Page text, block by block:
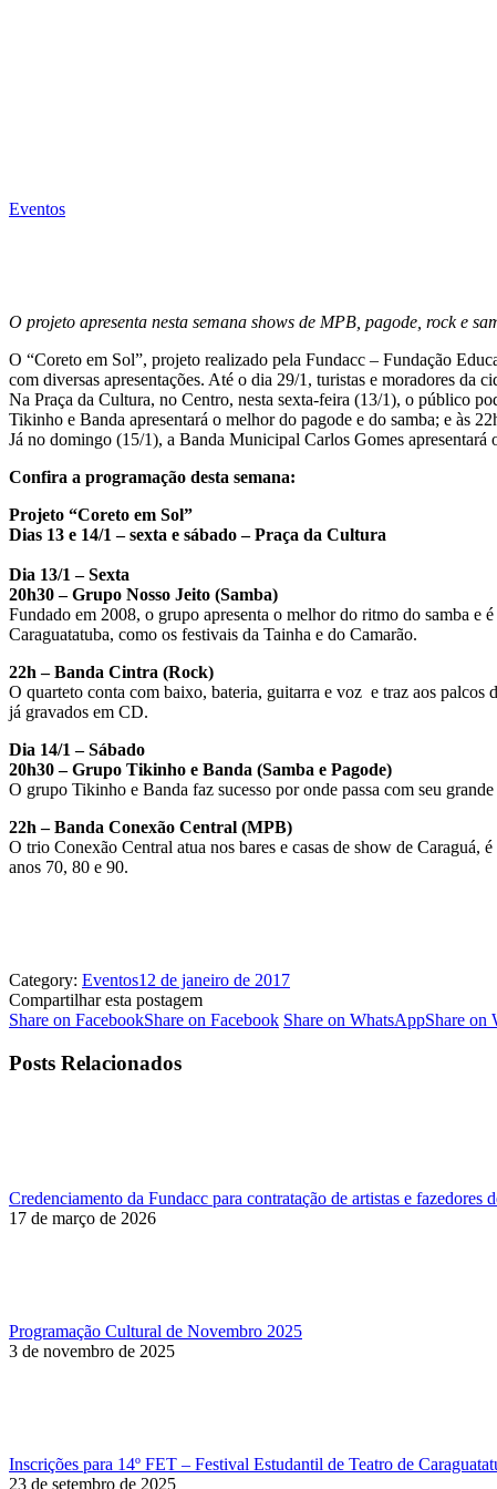
Eventos
O projeto apresenta nesta semana shows de MPB, pagode, rock e
O “Coreto em Sol”, projeto realizado pela Fundacc – Fundação
com diversas apresentações. Até o dia 29/1, turistas e moradores da
Na Praça da Cultura, no Centro, nesta sexta-feira (13/1), o público
Tikinho e Banda apresentará o melhor do pagode e do samba; e às
Já no domingo (15/1), a Banda Municipal Carlos Gomes
Confira a programação desta semana:
Projeto “Coreto em Sol”
Dias 13 e 14/1 – sexta e sábado – Praça da Cultura
Dia 13/1 – Sexta
20h30 – Grupo Nosso Jeito (Samba)
Fundado em 2008, o grupo apresenta o melhor do ritmo do samba e
Caraguatatuba, como os festivais da Tainha e do Camarão.
22h – Banda Cintra (Rock)
O quarteto conta com baixo, bateria, guitarra e voz e traz aos palcos
já gravados em CD.
Dia 14/1 – Sábado
20h30 – Grupo Tikinho e Banda (Samba e Pagode)
O grupo Tikinho e Banda faz sucesso por onde passa com seu
22h – Banda Conexão Central (MPB)
O trio Conexão Central atua nos bares e casas de show de Caraguá,
anos 70, 80 e 90.
Category: Eventos12 de janeiro de 2017
Compartilhar esta postagem
Share on FacebookShare on Facebook Share on WhatsAppShare on
Posts Relacionados
Credenciamento da Fundacc para contratação de artistas e fazedores
17 de março de 2026
Programação Cultural de Novembro 2025
3 de novembro de 2025
Inscrições para 14º FET – Festival Estudantil de Teatro de
23 de setembro de 2025